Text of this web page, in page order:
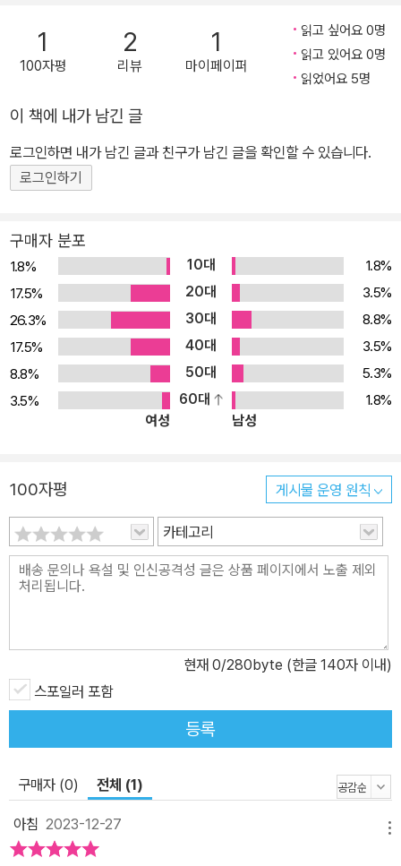
다. 재오의 엄마와는 절친한 사이로, 남편 없이 홀로 아이를 키우는 두
사람은 서로를 살뜰히 보살피며 함께 살아간다. 작은엄마의 아들 ‘형
태’와 재오는 학교에서는 데면데면하게 굴지만 엄마들 앞에서는 적당
웃을 한 재오에게 내색하지도 놀리지도 않던 형태의 이사를 앞둔 겨
울, 어느 해변에서 두 사람은 “특별히 기억에 남는 하루”를 보낸다. 그
로부터 3년, 재오는 고등학교를 그만두고 엄마의 일을 도우며 이따금
주어진 삶을 살아가고 누군가를 위해 살아 있어주면서, 한 사람이자
두 사람으로서 완성되는 기억의 ‘고유한 형태’를 깨달아가는 재오. 어
느 날, 형태가 찾아온다는 소식을 듣고 마중하기 위해 시외버스 터미
널을 찾는다. “누군가가 돌아왔다가 떠나는 눈부신 여름은 너무 빠르
게 지나가니까”, 너무 빠르게 지나가더라도 영원히 함께하겠다는 말
대신 영원히 기억하겠다는 말로 바꾸어 약속하는 마음을 담아 “단 한
번도 본 적 없는” 편지를 독자에게 건넨다. 1년 동안 50편의 이야기
가 50권의 책으로 ‘단 한 편의 이야기’를 깊게 호흡하는 특별한 경험
위즈덤하우스는 2022년 11월부터 단편소설 연재 프로젝트 ‘위클리
를 일주일에 한 편씩 소개하고 있다. 연재는 매주 수요일 위즈덤하우
스 홈페이지와 뉴스레터 ‘위픽’을 통해 공개된다. 구병모 작가의 〈파
쇄〉를 시작으로 1년 동안 50편의 이야기가 독자를 찾아간다. 위픽 시
리즈는 이렇게 연재를 마친 소설들을 순차적으로 출간한다. 3월 8일
첫 5종을 선보이고, 이후 매월 둘째 수요일에 4종씩 출간하며 1년 동
구성하는 이례적인 시도를 통해 독자들에게 한 편 한 편 깊게 호흡하
는 특별한 경험을 선사한다. 위픽은 소재나 형식 등 그 어떤 기준과 구
분에도 얽매이지 않고 오직 ‘단 한 편의 이야기’라는 완결성에 주목한
다. 소설가뿐만 아니라 논픽션 작가, 시인, 청소년문학 작가 등 다양한
를 확장한다. 또한 책 속에는 특별한 선물이 들어 있다. 소설 한 편 전
체를 한 장의 포스터에 담은 부록 ‘한 장의 소설’이다. 한 장의 소설은
독자들에게 이야기 한 편을 새롭게 만나는 특별한 경험을 선사한다. ‖
위픽 시리즈 소개‖ 위픽은 위즈덤하우스의 단편소설 시리즈입니다.
1
100자평
2
리뷰
1
마이페이퍼
읽고 싶어요 0명
읽고 있어요 0명
읽었어요 5명
이 책에 내가 남긴 글
로그인하면 내가 남긴 글과 친구가 남긴 글을 확인할 수 있습니다.
로그인하기
구매자 분포
1.8% 10대
1.8%
17.5%
20대
3.5%
26.3%
30대
8.8%
17.5%
40대
3.5%
8.8%
50대
5.3%
3.5%
60대
1.8%
여성
남성
100자평 게시물 운영 원칙
카테고리
현재 0/280byte (한글 140자 이내)
스포일러 포함
등록
구매자 (0) 전체 (1)
아침 2023-12-27